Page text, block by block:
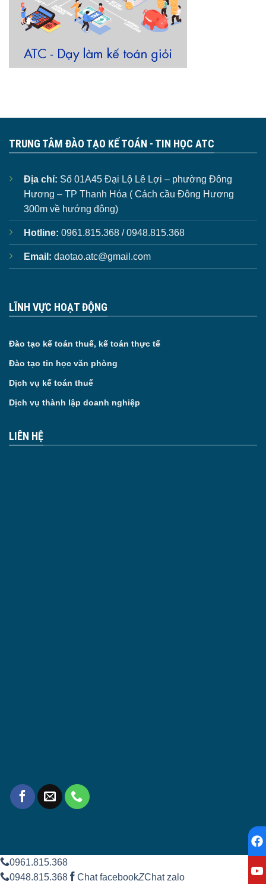
TRUNG TÂM ĐÀO TẠO KẾ TOÁN - TIN HỌC ATC
Địa chỉ: Số 01A45 Đại Lộ Lê Lợi – phường Đông
Hương – TP Thanh Hóa ( Cách cầu Đông Hương
300m về hướng đông)
Hotline: 0961.815.368 / 0948.815.368
Email: daotao.atc@gmail.com
LĨNH VỰC HOẠT ĐỘNG
Đào tạo kế toán thuế, kế toán thực tế
Đào tạo tin học văn phòng
Dịch vụ kế toán thuế
Dịch vụ thành lập doanh nghiệp
LIÊN HỆ
0961.815.368
0948.815.368
Chat facebookZChat zalo